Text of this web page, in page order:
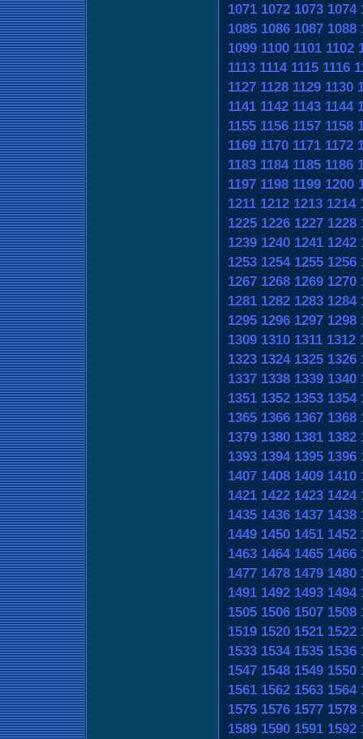
1071 1072 1073 1074
1085 1086 1087 1088
1099 1100 1101 1102
1113 1114 1115 1116
1127 1128 1129 1130
1141 1142 1143 1144
1155 1156 1157 1158
1169 1170 1171 1172
1183 1184 1185 1186
1197 1198 1199 1200
1211 1212 1213 1214
1225 1226 1227 1228
1239 1240 1241 1242
1253 1254 1255 1256
1267 1268 1269 1270
1281 1282 1283 1284
1295 1296 1297 1298
1309 1310 1311 1312
1323 1324 1325 1326
1337 1338 1339 1340
1351 1352 1353 1354
1365 1366 1367 1368
1379 1380 1381 1382
1393 1394 1395 1396
1407 1408 1409 1410
1421 1422 1423 1424
1435 1436 1437 1438
1449 1450 1451 1452
1463 1464 1465 1466
1477 1478 1479 1480
1491 1492 1493 1494
1505 1506 1507 1508
1519 1520 1521 1522
1533 1534 1535 1536
1547 1548 1549 1550
1561 1562 1563 1564
1575 1576 1577 1578
1589 1590 1591 1592